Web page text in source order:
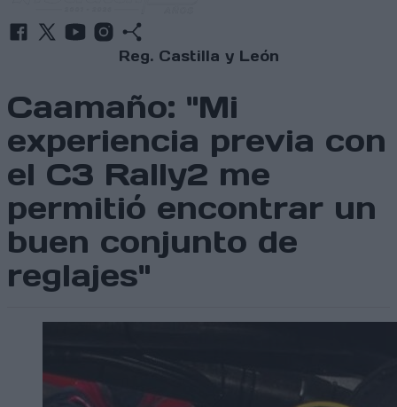
Reg. Castilla y León
Caamaño: "Mi
experiencia previa con
el C3 Rally2 me
permitió encontrar un
buen conjunto de
reglajes"